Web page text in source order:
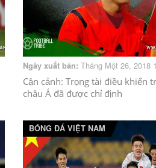
Ngày xuất bản: Tháng Một 26, 2018
Cận cảnh: Trọng tài điều khiển
châu Á đã được chỉ định
BÓNG ĐÁ VIỆT NAM